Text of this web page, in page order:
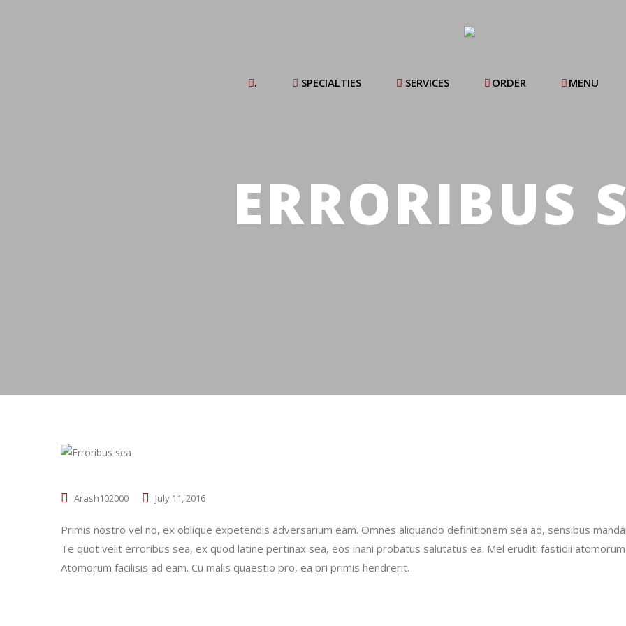
. SPECIALTIES SERVICES ORDER MENU
ERRORIBUS
Arash102000 July 11, 2016
Primis nostro vel no, ex oblique expetendis adversarium eam. Omnes aliquando definitionem sea ad, sensibus
Te quot velit erroribus sea, ex quod latine pertinax sea, eos inani probatus salutatus ea. Mel eruditi fastidii
Atomorum facilisis ad eam. Cu malis quaestio pro, ea pri primis hendrerit.